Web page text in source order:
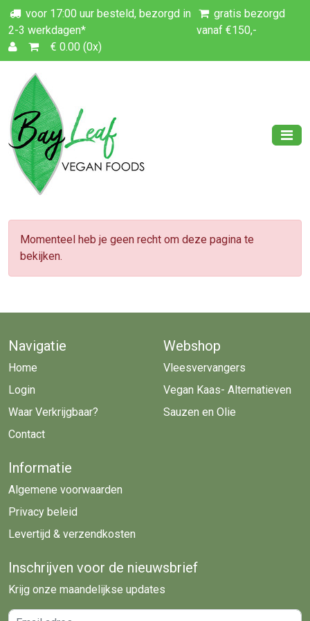
voor 17:00 uur besteld, bezorgd in
2-3 werkdagen*
gratis bezorgd
vanaf €150,-
€ 0.00 (0x)
Momenteel heb je geen recht om deze pagina te
bekijken.
Navigatie
Home
Login
Waar Verkrijgbaar?
Contact
Webshop
Vleesvervangers
Vegan Kaas- Alternatieven
Sauzen en Olie
Informatie
Algemene voorwaarden
Privacy beleid
Levertijd & verzendkosten
Inschrijven voor de nieuwsbrief
Krijg onze maandelijkse updates
Email adres